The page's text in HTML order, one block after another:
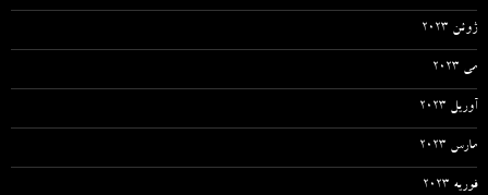
ژوئن 2023
می 2023
آوریل 2023
مارس 2023
فوریه 2023